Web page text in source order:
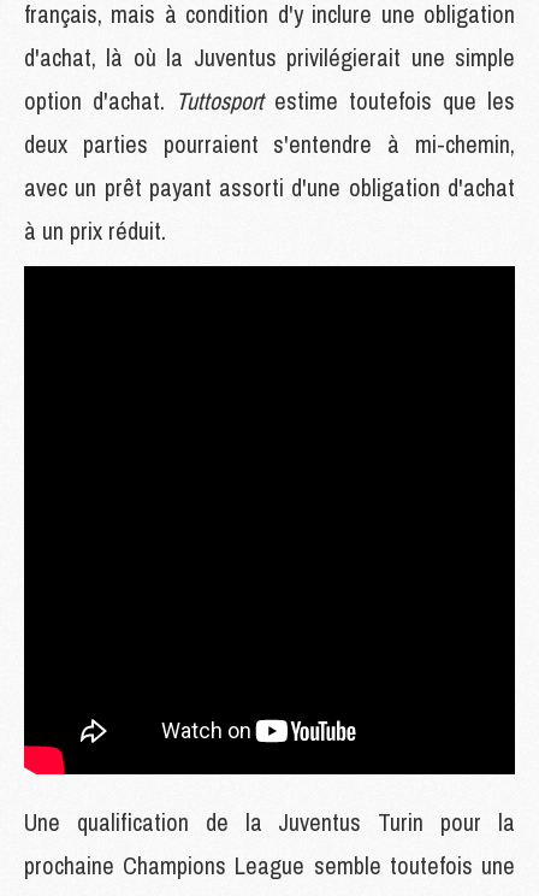
français, mais à condition d'y inclure une obligation
d'achat, là où la Juventus privilégierait une simple
option d'achat. Tuttosportestime toutefois que les
deux parties pourraient s'entendre à mi-chemin,
avec un prêt payant assorti d'une obligation d'achat
à un prix réduit.
Une qualification de la Juventus Turin pour la
prochaine Champions League semble toutefois une